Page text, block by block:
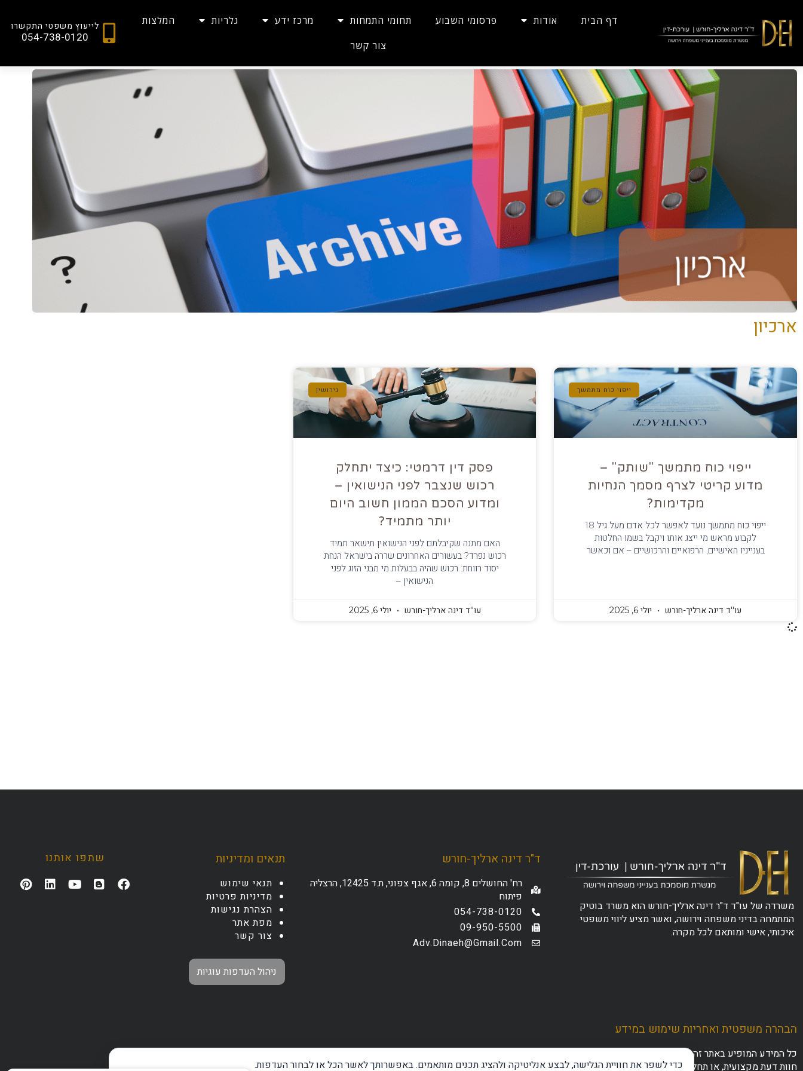
דף הבית אודות פרסומי השבוע תחומי התמחות מרכז ידע גלריות
המלצות
צור קשר
לייעוץ משפטי התקשרו
054-738-0120
ארכיון
ייפוי כוח מתמשך
ייפוי כוח מתמשך "שותק" –
מדוע קריטי לצרף מסמך הנחיות
מקדימות?
ייפוי כוח מתמשך נועד לאפשר לכל אדם מעל גיל 18
לקבוע מראש מי ייצג אותו ויקבל בשמו החלטות
בענייניו האישיים, הרפואיים והרכושיים – אם וכאשר
עו''ד דינה ארליך-חורש יולי 6, 2025
גירושין
פסק דין דרמטי: כיצד יתחלק
רכוש שנצבר לפני הנישואין –
ומדוע הסכם הממון חשוב היום
יותר מתמיד?
האם מתנה שקיבלתם לפני הנישואין תישאר תמיד
רכוש נפרד? בעשורים האחרונים שררה בישראל הנחת
יסוד רווחת: רכוש שהיה בבעלות מי מבני הזוג לפני
הנישואין –
עו''ד דינה ארליך-חורש יולי 6, 2025
משרדה של עו"ד ד"ר דינה ארליך-חורש הוא משרד בוטיק
המתמחה בדיני משפחה וירושה, ואשר מציע ליווי משפטי
איכותי, אישי ומותאם לכל מקרה.
ד"ר דינה ארליך-חורש
רח' החושלים 8, קומה 6, אגף צפוני, ת.ד 12425, הרצליה
פיתוח
054-738-0120
09-950-5500
Adv.dinaeh@gmail.com
תנאים ומדיניות
תנאי שימוש
מדיניות פרטיות
הצהרת נגישות
מפת אתר
צור קשר
ניהול העדפות עוגיות
שתפו אותנו
הבהרה משפטית ואחריות שימוש במידע
כל המידע המופיע באתר זה נועד לצרכי ידע כללי והעשרה בלבד. אין לראות בתוכן האתר ייעוץ משפטי,
חוות דעת מקצועית, או תחליף לפנייה לייעוץ משפטי פרטני ומותאם אישית. כל הסתמכות על האמור
כדי לשפר את חוויית הגלישה, לבצע אנליטיקה ולהציג תכנים מותאמים. באפשרותך לאשר הכל או לבחור העדפות.